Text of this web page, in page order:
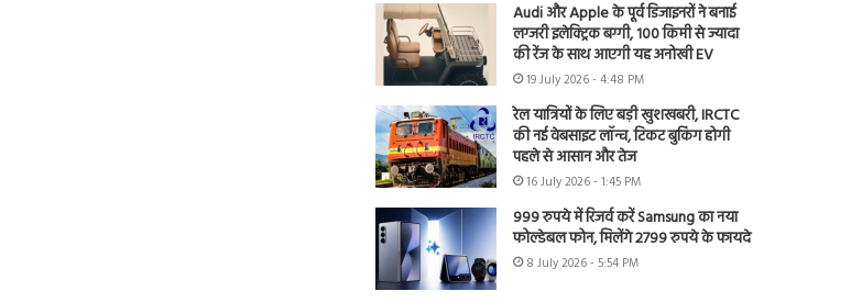
Audi और Apple के पूर्व डिजाइनरों ने बनाई
लग्जरी इलेक्ट्रिक बग्गी, 100 किमी से ज्यादा
की रेंज के साथ आएगी यह अनोखी EV
19 July 2026 - 4:48 PM
रेल यात्रियों के लिए बड़ी खुशखबरी, IRCTC
की नई वेबसाइट लॉन्च, टिकट बुकिंग होगी
पहले से आसान और तेज
16 July 2026 - 1:45 PM
999 रुपये में रिजर्व करें Samsung का नया
फोल्डेबल फोन, मिलेंगे 2799 रुपये के फायदे
8 July 2026 - 5:54 PM